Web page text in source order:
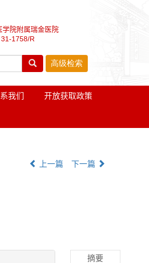
学院附属瑞金医院
1758/R
我们 开放获取政策
上一篇 下一篇
摘要